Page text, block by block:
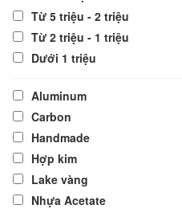
Từ 5 triệu - 2 triệu
Từ 2 triệu - 1 triệu
Dưới 1 triệu
Aluminum
Carbon
Handmade
Hợp kim
Lake vàng
Nhựa Acetate